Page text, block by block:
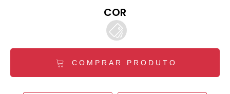
COR
COMPRAR PRODUTO